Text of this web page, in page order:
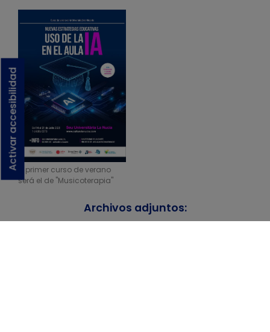
Activar accesibilidad
El primer curso de verano
será el de "Musicoterapia"
Archivos adjuntos: